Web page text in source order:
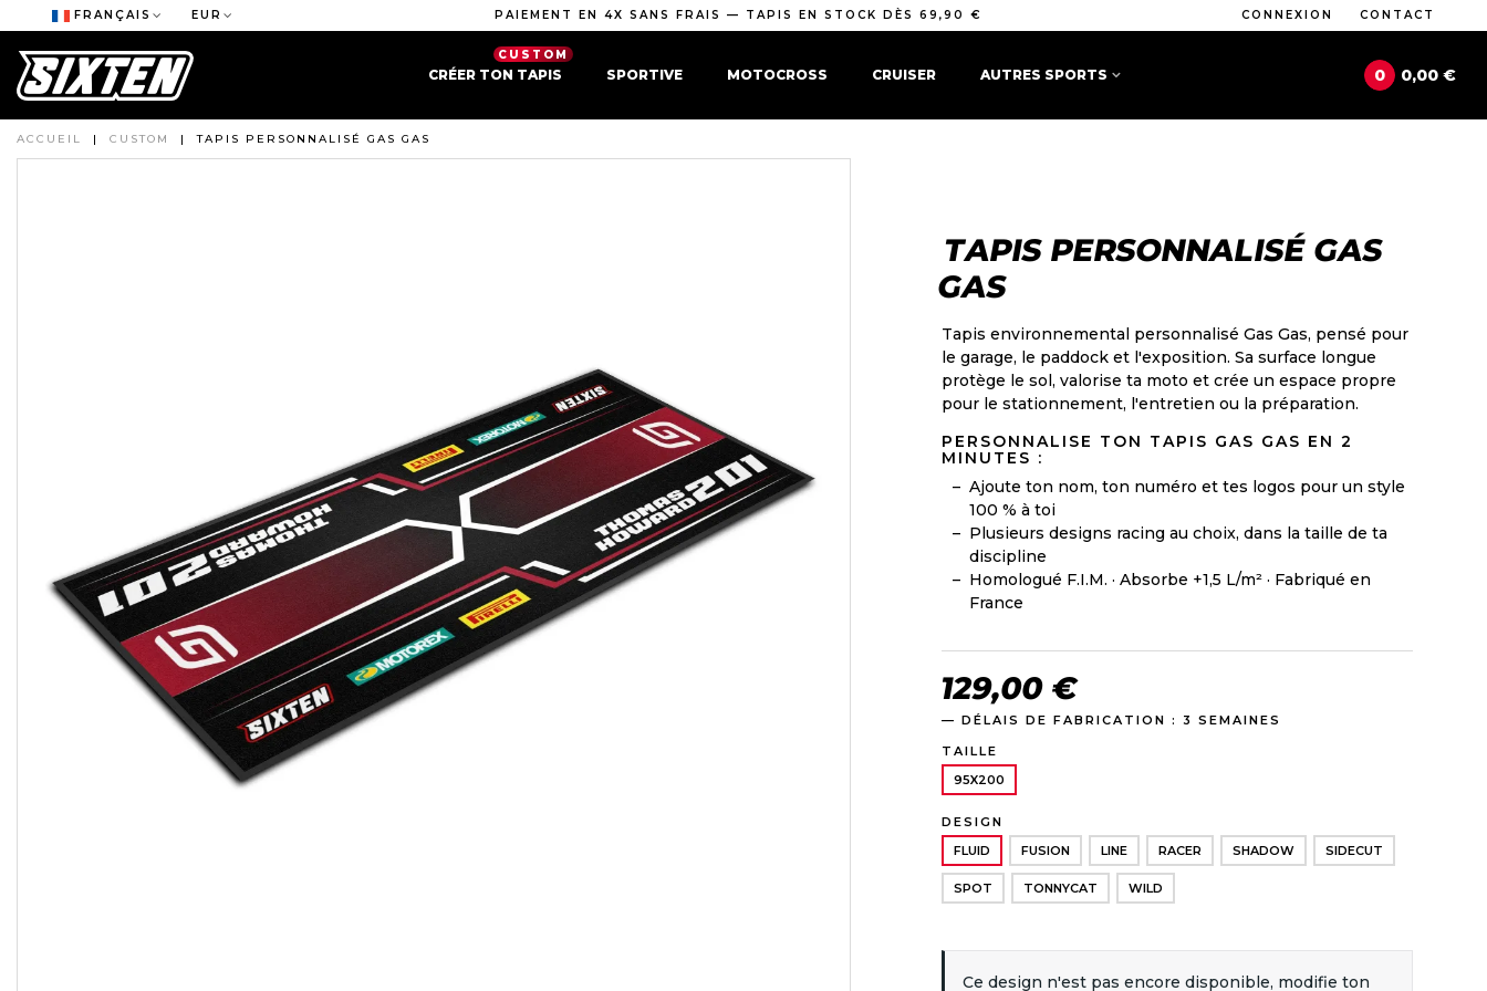
FRANÇAIS EUR PAIEMENT EN 4X SANS FRAIS — TAPIS EN STOCK DÈS 69,90 € CONNEXION CONTACT
CRÉER TON TAPIS
CUSTOM
SPORTIVE MOTOCROSS CRUISER AUTRES SPORTS 0 0,00 €
ACCUEIL | CUSTOM | TAPIS PERSONNALISÉ GAS GAS
TAPIS PERSONNALISÉ GAS
GAS
Tapis environnemental personnalisé Gas Gas, pensé pour
le garage, le paddock et l'exposition. Sa surface longue
protège le sol, valorise ta moto et crée un espace propre
pour le stationnement, l'entretien ou la préparation.
PERSONNALISE TON TAPIS GAS GAS EN 2
MINUTES :
Ajoute ton nom, ton numéro et tes logos pour un style
100 % à toi
Plusieurs designs racing au choix, dans la taille de ta
discipline
Homologué F.I.M. · Absorbe +1,5 L/m² · Fabriqué en
France
129,00 €
— DÉLAIS DE FABRICATION : 3 SEMAINES
TAILLE
95X200
DESIGN
FLUID
FUSION LINE RACER SHADOW SIDECUT
SPOT TONNYCAT WILD
Ce design n'est pas encore disponible, modifie ton